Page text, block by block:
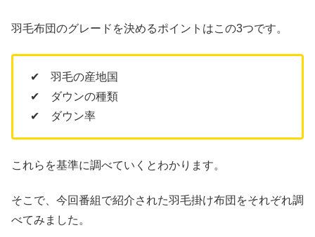
羽毛布団のグレードを決めるポイントはこの3つです。
✔ 羽毛の産地国
✔ ダウンの種類
✔ ダウン率
これらを基準に調べていくとわかります。
そこで、今回番組で紹介された羽毛掛け布団をそれぞれ調
べてみました。